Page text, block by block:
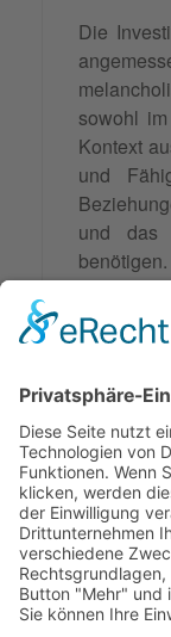
Die
sowohl
Kontext
und
und das
benötigen.
sind die
Es liegt
zu
zu
© 2026 Frank